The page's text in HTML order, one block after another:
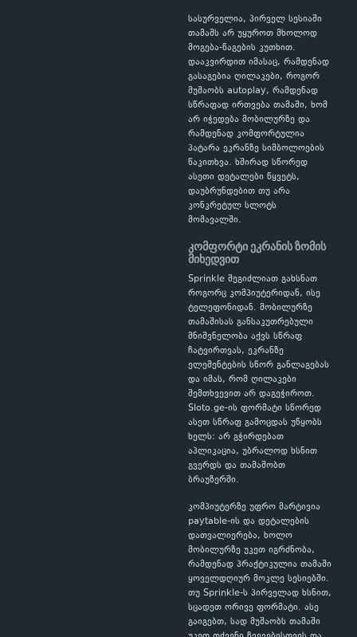
სასურველია, პირველ სესიაში
თამაშს არ უყუროთ მხოლოდ
მოგება-წაგების კუთხით.
დააკვირდით იმასაც, რამდენად
გასაგებია ღილაკები, როგორ
მუშაობს autoplay, რამდენად
სწრაფად ირთვება თამაში, ხომ
არ იჭედება მობილურზე და
რამდენად კომფორტულია
პატარა ეკრანზე სიმბოლოების
წაკითხვა. ხშირად სწორედ
ასეთი დეტალები წყვეტს,
დაუბრუნდებით თუ არა
კონკრეტულ სლოტს
მომავალში.
კომფორტი ეკრანის ზომის
მიხედვით
Sprinkle შეგიძლიათ გახსნათ
როგორც კომპიუტერიდან, ისე
ტელეფონიდან. მობილურზე
თამაშისას განსაკუთრებული
მნიშვნელობა აქვს სწრაფ
ჩატვირთვას, ეკრანზე
ელემენტების სწორ განლაგებას
და იმას, რომ ღილაკები
შემთხვევით არ დაგეჭიროთ.
Sloto.ge-ის ფორმატი სწორედ
ასეთ სწრაფ გამოცდას უწყობს
ხელს: არ გჭირდებათ
აპლიკაცია, უბრალოდ ხსნით
გვერდს და თამაშობთ
ბრაუზერში.
კომპიუტერზე უფრო მარტივია
paytable-ის და დეტალების
დათვალიერება, ხოლო
მობილურზე უკეთ იგრძნობა,
რამდენად პრაქტიკულია თამაში
ყოველდღიურ მოკლე სესიებში.
თუ Sprinkle-ს პირველად ხსნით,
სცადეთ ორივე ფორმატი. ასე
გაიგებთ, სად მუშაობს თამაში